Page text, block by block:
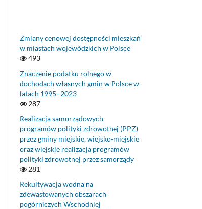
Zmiany cenowej dostępności mieszkań
w miastach wojewódzkich w Polsce
493
Znaczenie podatku rolnego w
dochodach własnych gmin w Polsce w
latach 1995–2023
287
Realizacja samorządowych
programów polityki zdrowotnej (PPZ)
przez gminy miejskie, wiejsko-miejskie
oraz wiejskie realizacja programów
polityki zdrowotnej przez samorządy
281
Rekultywacja wodna na
zdewastowanych obszarach
pogórniczych Wschodniej